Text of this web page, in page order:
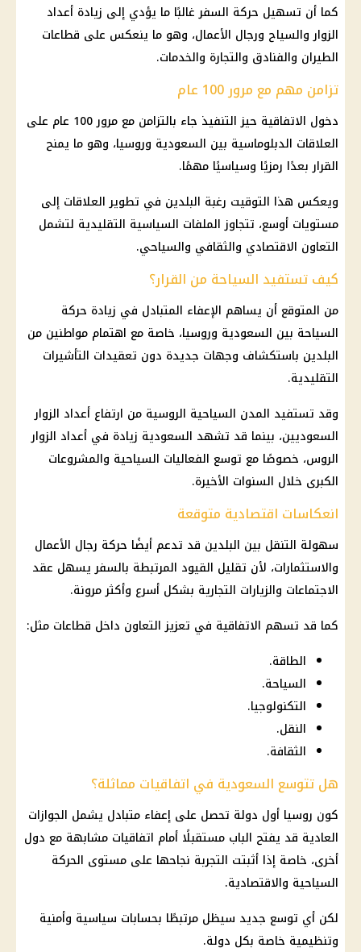
كما أن تسهيل حركة السفر غالبًا ما يؤدي إلى زيادة أعداد
الزوار والسياح ورجال الأعمال، وهو ما ينعكس على قطاعات
الطيران والفنادق والتجارة والخدمات.
تزامن مهم مع مرور 100 عام
دخول الاتفاقية حيز التنفيذ جاء بالتزامن مع مرور 100 عام على
العلاقات الدبلوماسية بين السعودية وروسيا، وهو ما يمنح
القرار بعدًا رمزيًا وسياسيًا مهمًا.
ويعكس هذا التوقيت رغبة البلدين في تطوير العلاقات إلى
مستويات أوسع، تتجاوز الملفات السياسية التقليدية لتشمل
التعاون الاقتصادي والثقافي والسياحي.
كيف تستفيد السياحة من القرار؟
من المتوقع أن يساهم الإعفاء المتبادل في زيادة حركة
السياحة بين السعودية وروسيا، خاصة مع اهتمام مواطنين من
البلدين باستكشاف وجهات جديدة دون تعقيدات التأشيرات
التقليدية.
وقد تستفيد المدن السياحية الروسية من ارتفاع أعداد الزوار
السعوديين، بينما قد تشهد السعودية زيادة في أعداد الزوار
الروس، خصوصًا مع توسع الفعاليات السياحية والمشروعات
الكبرى خلال السنوات الأخيرة.
انعكاسات اقتصادية متوقعة
سهولة التنقل بين البلدين قد تدعم أيضًا حركة رجال الأعمال
والاستثمارات، لأن تقليل القيود المرتبطة بالسفر يسهل عقد
الاجتماعات والزيارات التجارية بشكل أسرع وأكثر مرونة.
كما قد تسهم الاتفاقية في تعزيز التعاون داخل قطاعات مثل:
الطاقة.
السياحة.
التكنولوجيا.
النقل.
الثقافة.
هل تتوسع السعودية في اتفاقيات مماثلة؟
كون روسيا أول دولة تحصل على إعفاء متبادل يشمل الجوازات
العادية قد يفتح الباب مستقبلًا أمام اتفاقيات مشابهة مع دول
أخرى، خاصة إذا أثبتت التجربة نجاحها على مستوى الحركة
السياحية والاقتصادية.
لكن أي توسع جديد سيظل مرتبطًا بحسابات سياسية وأمنية
وتنظيمية خاصة بكل دولة.